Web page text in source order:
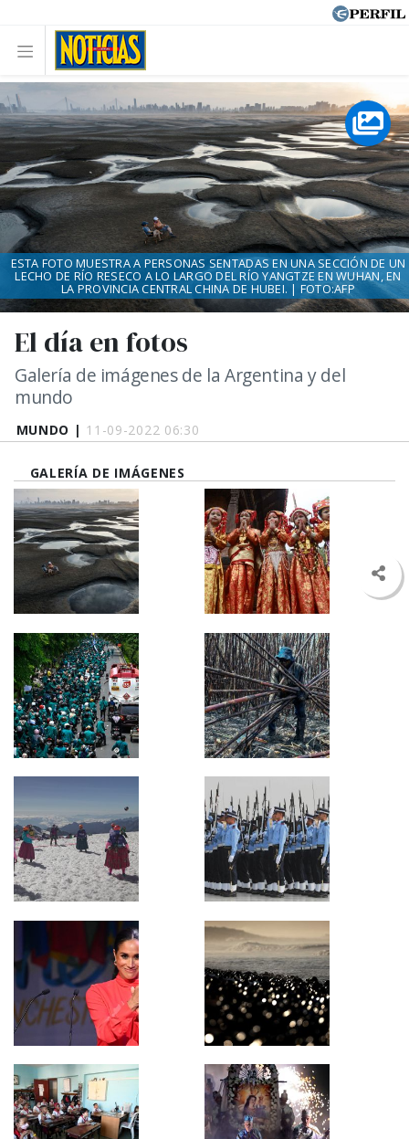
MUNDO | 11-09-2022 06:30
El día en fotos
Galería de imágenes de la Argentina y del
mundo
ESTA FOTO MUESTRA A PERSONAS SENTADAS EN UNA SECCIÓN DE UN
LECHO DE RÍO RESECO A LO LARGO DEL RÍO YANGTZE EN WUHAN, EN
LA PROVINCIA CENTRAL CHINA DE HUBEI. | FOTO:AFP
GALERÍA DE IMÁGENES